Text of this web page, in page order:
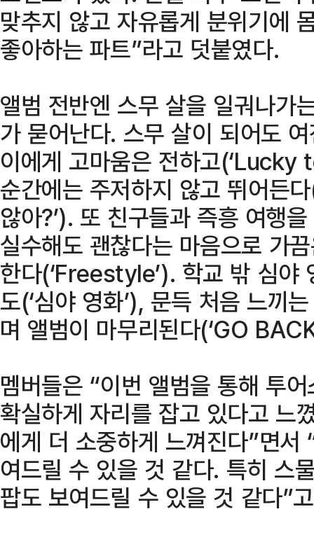
맞추지 않고 자유롭게 분위기에
좋아하는 파트”라고 덧붙였다.
앨범 전반엔 스무 살을 일궈나가
가 묻어난다. 스무 살이 되어도
이에게 고마움은 전하고
순간에는 주저하지 않고 뛰어든
않아?’). 또 친구들과 즉흥 여행
실수해도 괜찮다는 마음으로 가
한다(‘Freestyle’). 학교 밖 심야
도(‘심야 영화’), 문득 처음 느끼
며 앨범이 마무리된다(‘GO
멤버들은 “이번 앨범을 통해 투
확실하게 자리를 잡고 있다고 느
에게 더 소중하게 느껴진다”면
여드릴 수 있을 것 같다. 특히 스
팝도 보여드릴 수 있을 것 같다”